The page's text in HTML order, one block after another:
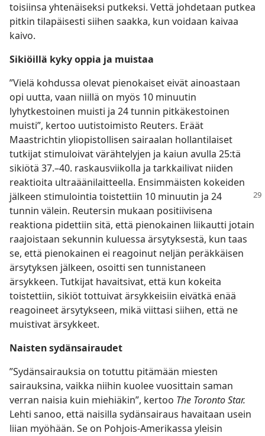
toisiinsa yhtenäiseksi putkeksi. Vettä johdetaan putkea
pitkin tilapäisesti siihen saakka, kun voidaan kaivaa
kaivo.
Sikiöillä kyky oppia ja muistaa
”Vielä kohdussa olevat pienokaiset eivät ainoastaan
opi uutta, vaan niillä on myös 10 minuutin
lyhytkestoinen muisti ja 24 tunnin pitkäkestoinen
muisti”, kertoo uutistoimisto Reuters. Eräät
Maastrichtin yliopistollisen sairaalan hollantilaiset
tutkijat stimuloivat värähtelyjen ja kaiun avulla 25:tä
sikiötä 37.–40. raskausviikolla ja tarkkailivat niiden
reaktioita ultraäänilaitteella. Ensimmäisten kokeiden
jälkeen stimulointia toistettiin 10 minuutin ja 24
tunnin välein. Reutersin mukaan positiivisena
reaktiona pidettiin sitä, että pienokainen liikautti jotain
raajoistaan sekunnin kuluessa ärsytyksestä, kun taas
se, että pienokainen ei reagoinut neljän peräkkäisen
ärsytyksen jälkeen, osoitti sen tunnistaneen
ärsykkeen. Tutkijat havaitsivat, että kun kokeita
toistettiin, sikiöt tottuivat ärsykkeisiin eivätkä enää
reagoineet ärsytykseen, mikä viittasi siihen, että ne
muistivat ärsykkeet.
Naisten sydänsairaudet
”Sydänsairauksia on totuttu pitämään miesten
sairauksina, vaikka niihin kuolee vuosittain saman
verran naisia kuin miehiäkin”, kertoo The Toronto Star.
Lehti sanoo, että naisilla sydänsairaus havaitaan usein
liian myöhään. Se on Pohjois-Amerikassa yleisin